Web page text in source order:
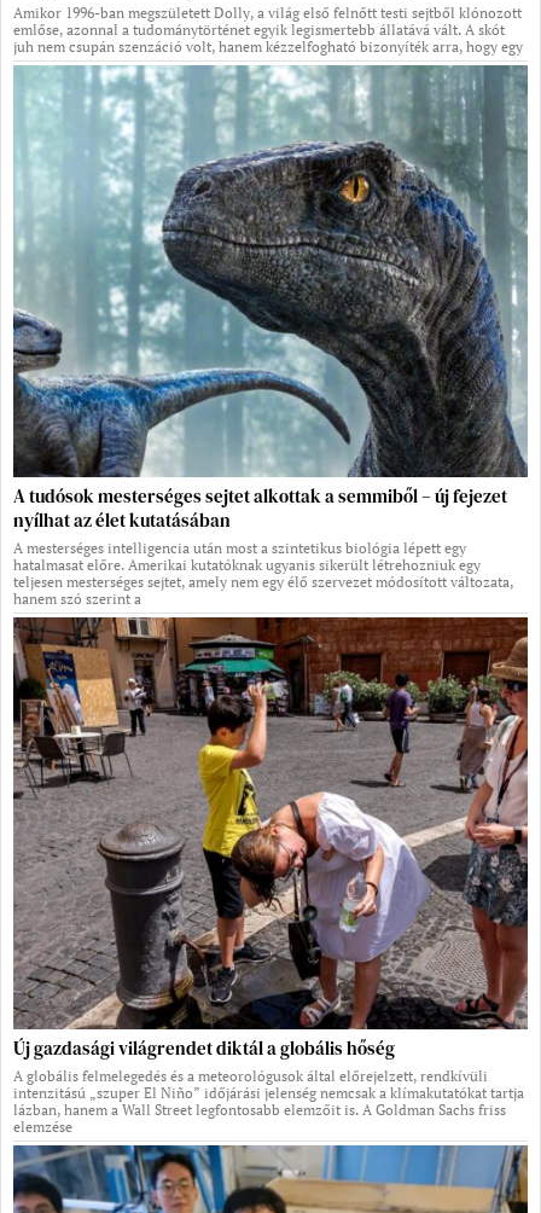
Amikor 1996-ban megszületett Dolly, a világ első felnőtt testi sejtből klónozott
emlőse, azonnal a tudománytörténet egyik legismertebb állatává vált. A skót
juh nem csupán szenzáció volt, hanem kézzelfogható bizonyíték arra, hogy egy
A tudósok mesterséges sejtet alkottak a semmiből – új fejezet
nyílhat az élet kutatásában
A mesterséges intelligencia után most a szintetikus biológia lépett egy
hatalmasat előre. Amerikai kutatóknak ugyanis sikerült létrehozniuk egy
teljesen mesterséges sejtet, amely nem egy élő szervezet módosított változata,
hanem szó szerint a
Új gazdasági világrendet diktál a globális hőség
A globális felmelegedés és a meteorológusok által előrejelzett, rendkívüli
intenzitású „szuper El Niño” időjárási jelenség nemcsak a klímakutatókat tartja
lázban, hanem a Wall Street legfontosabb elemzőit is. A Goldman Sachs friss
elemzése